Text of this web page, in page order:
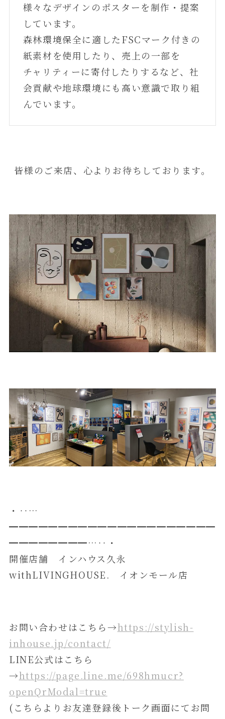
様々なデザインのポスターを制作・提案
しています。
森林環境保全に適したFSCマーク付きの
紙素材を使用したり、売上の一部を
チャリティーに寄付したりするなど、社
会貢献や地球環境にも高い意識で取り組
んでいます。
皆様のご来店、心よりお待ちしております。
・‥…
━━━━━━━━━━━━━━━━━━━━━
━━━━━━━━…‥・
開催店舗 インハウス久永
withLIVINGHOUSE. イオンモール店
お問い合わせはこちら→https://stylish-
inhouse.jp/contact/
LINE公式はこちら
→https://page.line.me/698hmucr?
openQrModal=true
(こちらよりお友達登録後トーク画面にてお問